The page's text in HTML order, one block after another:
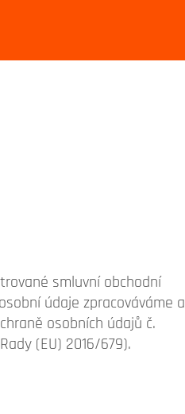
smluvní obchodní
údaje zpracováváme a
osobních údajů č.
(EU) 2016/679).